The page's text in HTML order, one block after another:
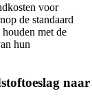
voor
de standaard
met de
hun
naar